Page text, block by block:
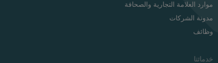
موارد العلامة التجارية والصحافة
مدونة الشركات
وظائف
خدماتنا